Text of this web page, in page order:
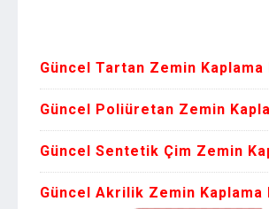
Güncel Tartan Zemin Kaplama
Güncel Poliüretan Zemin
Güncel Sentetik Çim Zemin
Güncel Akrilik Zemin Kaplama